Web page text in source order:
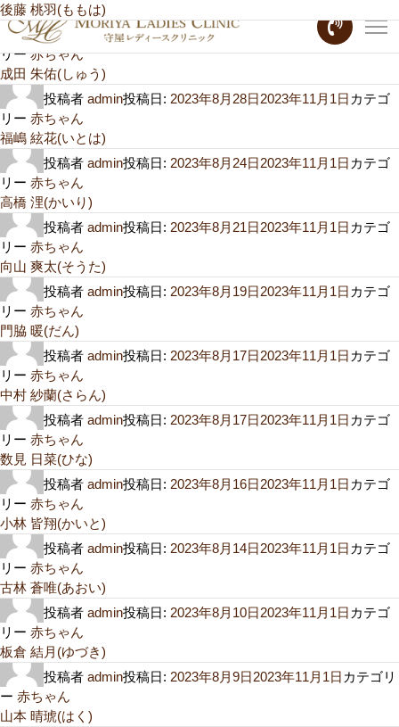
月:2023年8月
後藤 桃羽(ももは)
投稿者
admin投稿日:2023年8月29日 2023年11月1日カテゴ
リー赤ちゃん
成田 朱佑(しゅう)
投稿者 admin投稿日: 2023年8月28日2023年11月1日 カテゴ
リー 赤ちゃん
福嶋 絃花(いとは)
投稿者 admin投稿日: 2023年8月24日2023年11月1日 カテゴ
リー 赤ちゃん
高橋 浬(かいり)
投稿者 admin投稿日: 2023年8月21日2023年11月1日 カテゴ
リー 赤ちゃん
向山 爽太(そうた)
投稿者 admin投稿日: 2023年8月19日2023年11月1日 カテゴ
リー 赤ちゃん
門脇 暖(だん)
投稿者 admin投稿日: 2023年8月17日2023年11月1日 カテゴ
リー 赤ちゃん
中村 紗蘭(さらん)
投稿者 admin投稿日: 2023年8月17日2023年11月1日 カテゴ
リー 赤ちゃん
数見 日菜(ひな)
投稿者 admin投稿日: 2023年8月16日2023年11月1日 カテゴ
リー 赤ちゃん
小林 皆翔(かいと)
投稿者 admin投稿日: 2023年8月14日2023年11月1日 カテゴ
リー 赤ちゃん
古林 蒼唯(あおい)
投稿者 admin投稿日: 2023年8月10日2023年11月1日 カテゴ
リー 赤ちゃん
板倉 結月(ゆづき)
投稿者 admin投稿日: 2023年8月9日2023年11月1日 カテゴリ
ー 赤ちゃん
山本 晴琥(はく)